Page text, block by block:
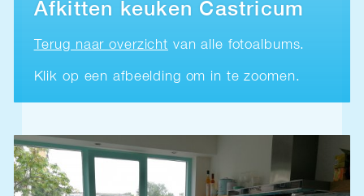
Afkitten keuken Castricum
Terug naar overzicht van alle fotoalbums.
Klik op een afbeelding om in te zoomen.